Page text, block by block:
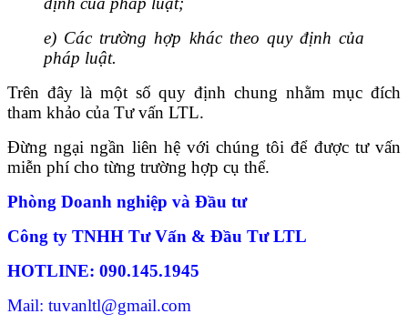
e) Các trường hợp khác theo quy định của
pháp luật.
Trên đây là một số quy định chung nhằm mục đích
tham khảo của Tư vấn LTL.
Đừng ngại ngần liên hệ với chúng tôi để được tư vấn
miễn phí cho từng trường hợp cụ thể.
Phòng Doanh nghiệp và Đầu tư
Công ty TNHH Tư Vấn & Đầu Tư LTL
HOTLINE: 090.145.1945
Mail: tuvanltl@gmail.com